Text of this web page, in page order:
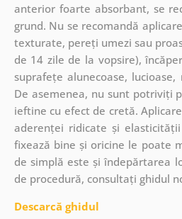
anterior foarte absorbant, se
grund. Nu se recomandă
texturate, pereți umezi sau
de 14 zile de la vopsire),
suprafețe alunecoase,
De asemenea, nu sunt potriviți
ieftine cu efect de cretă.
aderenței ridicate și
fixează bine și oricine le poate
de simplă este și îndepărtarea
de procedură, consultați ghidul
Descarcă ghidul